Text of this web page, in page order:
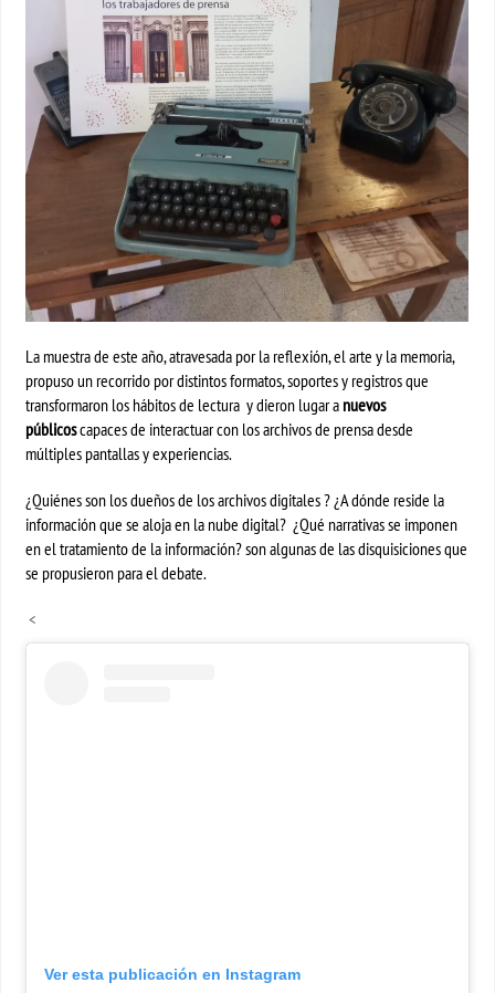
La muestra de este año, atravesada por la reflexión, el arte y la memoria,
propuso un recorrido por distintos formatos, soportes y registros que
transformaron los hábitos de lectura y dieron lugar a nuevos
públicoscapaces de interactuar con los archivos de prensa desde
múltiples pantallas y experiencias.
¿Quiénes son los dueños de los archivos digitales ? ¿A dónde reside la
información que se aloja en la nube digital? ¿Qué narrativas se imponen
en el tratamiento de la información? son algunas de las disquisiciones que
se propusieron para el debate.
<
Ver esta publicación en Instagram